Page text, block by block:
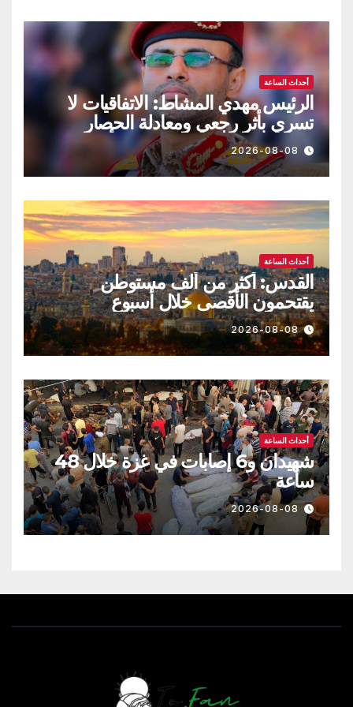
أحداث الساعة
الرئيس مهدي المشاط: الاتفاقيات لا
تسري بأثر رجعي ومعادلة الحصار
بالحصار مستمرة حتى تحقق أهدافها
2026-08-08
أحداث الساعة
القدس: أكثر من ألف مستوطن
يقتحمون الأقصى خلال أسبوع
2026-08-08
أحداث الساعة
شهيدان و6 إصابات في غزة خلال 48
ساعة
2026-08-08